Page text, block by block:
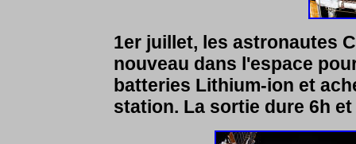
1er juillet, les astronautes
nouveau dans l'espace
batteries Lithium-ion et
station. La sortie dure 6h